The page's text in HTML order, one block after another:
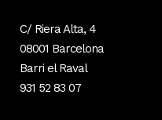
C/ Riera Alta, 4
08001 Barcelona
Barri el Raval
931 52 83 07